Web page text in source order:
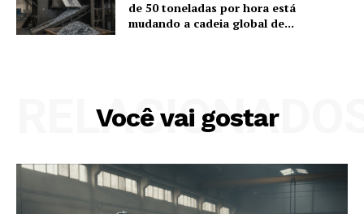
de 50 toneladas por hora está
mudando a cadeia global de...
Você vai gostar